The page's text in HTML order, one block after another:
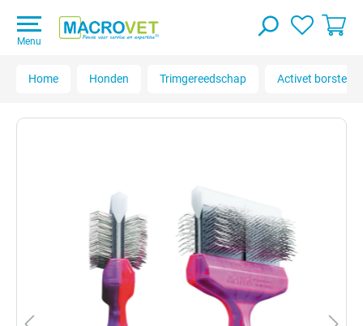
Menu
Home Honden Trimgereedschap Activet borstels